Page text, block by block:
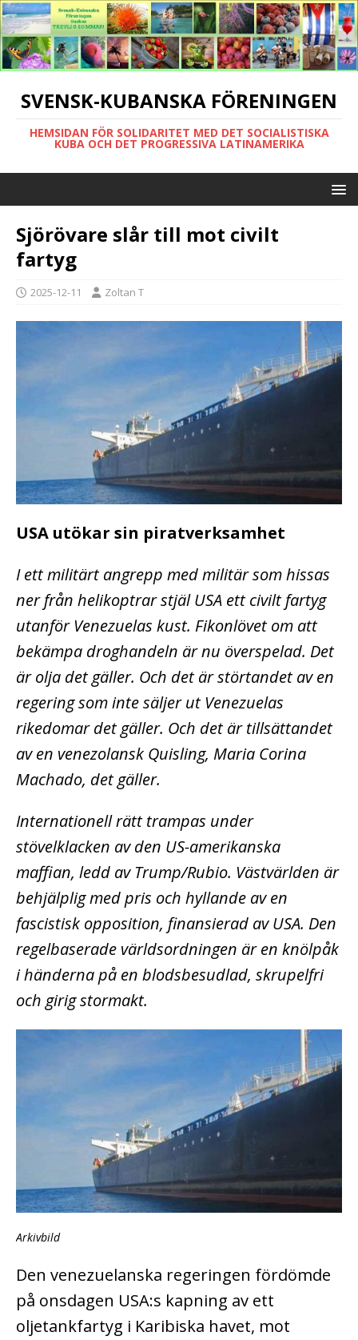
SVENSK-KUBANSKA FÖRENINGEN
HEMSIDAN FÖR SOLIDARITET MED DET SOCIALISTISKA
KUBA OCH DET PROGRESSIVA LATINAMERIKA
Sjörövare slår till mot civilt
fartyg
2025-12-11 Zoltan T
USA utökar sin piratverksamhet
I ett militärt angrepp med militär som hissas
ner från helikoptrar stjäl USA ett civilt fartyg
utanför Venezuelas kust. Fikonlövet om att
bekämpa droghandeln är nu överspelad. Det
är olja det gäller. Och det är störtandet av en
regering som inte säljer ut Venezuelas
rikedomar det gäller. Och det är tillsättandet
av en venezolansk Quisling, Maria Corina
Machado, det gäller.
Internationell rätt trampas under
stövelklacken av den US-amerikanska
maffian, ledd av Trump/Rubio. Västvärlden är
behjälplig med pris och hyllande av en
fascistisk opposition, finansierad av USA. Den
regelbaserade världsordningen är en knölpåk
i händerna på en blodsbesudlad, skrupelfri
och girig stormakt.
Arkivbild
Den venezuelanska regeringen fördömde
på onsdagen USA:s kapning av ett
oljetankfartyg i Karibiska havet, mot